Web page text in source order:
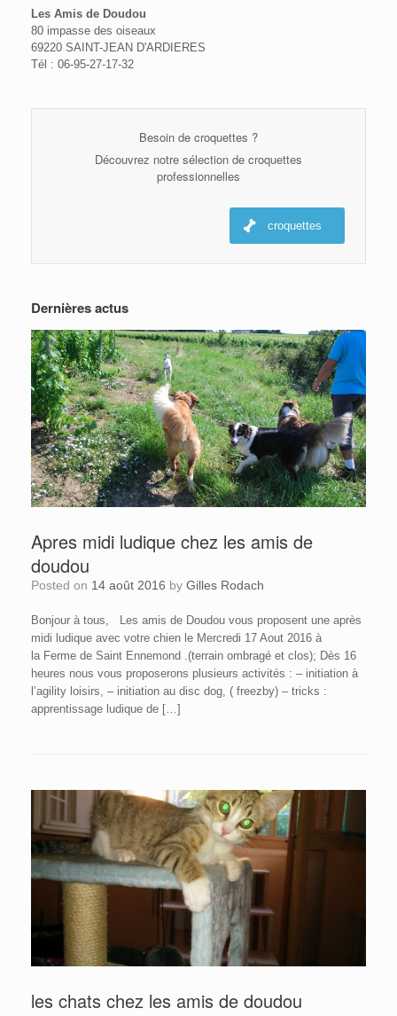
Les Amis de Doudou
80 impasse des oiseaux
69220 SAINT-JEAN D'ARDIERES
Tél : 06-95-27-17-32
Besoin de croquettes ?
Découvrez notre sélection de croquettes
professionnelles
croquettes
Dernières actus
Apres midi ludique chez les amis de
doudou
Posted on 14 août 2016 by Gilles Rodach
Bonjour à tous, Les amis de Doudou vous proposent une après
midi ludique avec votre chien le Mercredi 17 Aout 2016 à
la Ferme de Saint Ennemond .(terrain ombragé et clos); Dès 16
heures nous vous proposerons plusieurs activités : – initiation à
l’agility loisirs, – initiation au disc dog, ( freezby) – tricks :
apprentissage ludique de […]
les chats chez les amis de doudou